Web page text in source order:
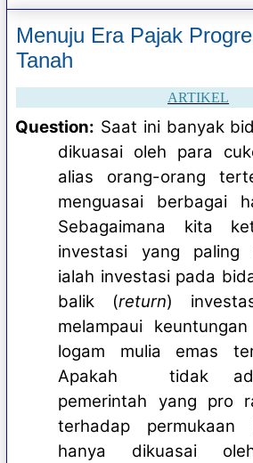
Menuju Era Pajak
Tanah
ARTIKEL
Question: Saat ini banyak
dikuasai oleh para
alias orang-orang
menguasai berbagai
Sebagaimana kita
investasi yang paling
ialah investasi pada
balik (return)
melampaui
logam mulia emas
Apakah tidak
pemerintah yang pro
terhadap
hanya dikuasai